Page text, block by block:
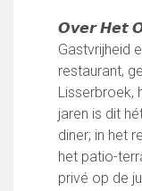
Programma
Onze opleiding
Jeugdopleiding FC
Profiel Jeugdtrainers
Opleidingsteams
Beleidsplan Jeugd
𝙊𝙫𝙚𝙧 𝙃𝙚𝙩
Gastvrijheid
restaurant,
Lisserbroek,
jaren is dit
diner; in het
het patio-
privé op de